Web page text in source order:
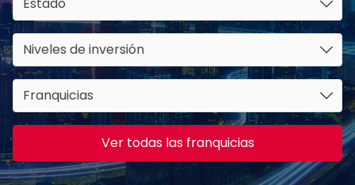
Niveles de inversión
Franquicias
Ver todas las franquicias